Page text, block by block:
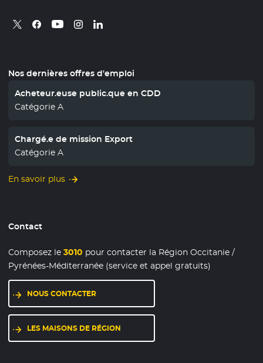
Retrouvez nous sur X
- Nouvelle fenêtre
Retrouvez nous sur Facebook
- Nouvelle fenêtre
Retrouvez nous sur Youtube
- Nouvelle fenêtre
Retrouvez nous sur Instagram
- Nouvelle fenêtre
Retrouvez nous sur Linkedin
- Nouvelle fenêtre
Nos dernières offres d'emploi
Acheteur.euse public.que en CDD
Catégorie A
Chargé.e de mission Export
Catégorie A
En savoir plus
Contact
Composez le3010 pour contacter la Région Occitanie /
Pyrénées-Méditerranée (service et appel gratuits)
NOUS CONTACTER
LES MAISONS DE RÉGION